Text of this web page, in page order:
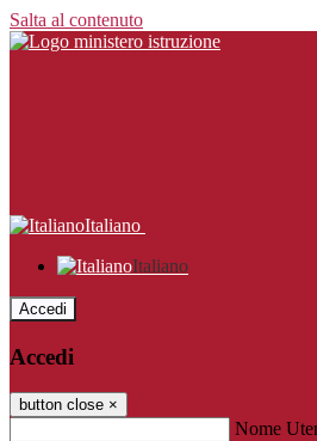
Salta al contenuto
Italiano
Italiano
Accedi
Accedi
button close ×
Nome